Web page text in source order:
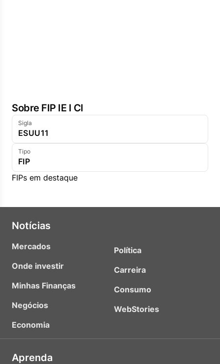
Sobre FIP IE I CI
Sigla
ESUU11
Tipo
FIP
FIPs em destaque
Notícias
Mercados
Onde investir
Minhas Finanças
Negócios
Economia
Política
Carreira
Consumo
WebStories
Aprenda